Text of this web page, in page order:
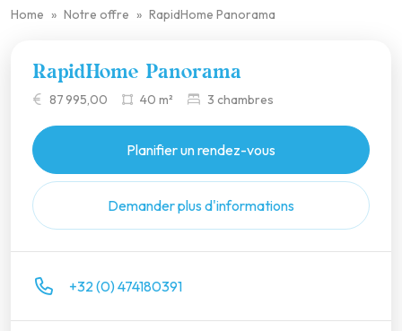
Home Notre offre RapidHome Panorama
RapidHome Panorama
87 995,00 40 m² 3 chambres
Planifier un rendez-vous
Demander plus d'informations
+32 (0) 474180391